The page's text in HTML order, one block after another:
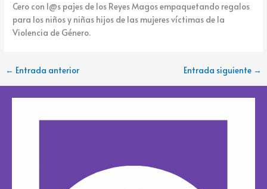
Cero con l@s pajes de los Reyes Magos empaquetando regalos
para los niños y niñas hijos de las mujeres víctimas de la
Violencia de Género.
← Entrada anterior Entrada siguiente →